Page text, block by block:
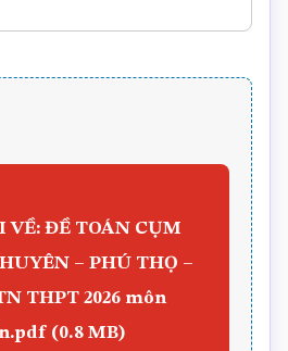
VỀ: ĐỀ TOÁN CỤM
– PHÚ THỌ –
THPT 2026 môn
(0.8 MB)